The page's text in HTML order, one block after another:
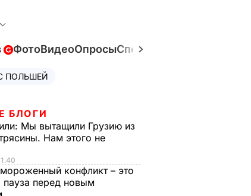
ФотоВидеоОпросыСпецпроекты
ПОЛЬШЕЙ
БЛОГИ
Мы вытащили Грузию из
Нам этого не
конфликт – это
пауза перед новым